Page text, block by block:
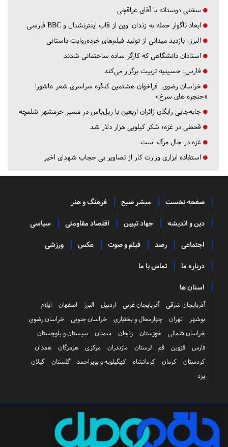
سخنی دوستانه با آقای عراقچی
ابعاد ناگوار حمله به زندان اوین از قاب اینترنشنال و BBC فارسی
البرز: بازدید میدانی از تولید فیلم‌های خرده‌روایت داستانی
استادان دانشگاهی که کارگر ساده ساختمانی شدند
فارس: حسینیه تربیت برگزار می‌کند
خراسان رضوی: فراخوان هشتمین کنگره سراسری شعر عاشورا
«حنجره های سرخ»
جابه‌جایی رایگان زائران اربعین با ریل‌باس در مسیر خرمشهر-شلمچه
قحطی در غزه؛ شکر کیلویی هزار دلار شد
غزه در حال مرگ است
استفاده ابزاری وزارت کار از تصاویر بی حجاب شهدای اخیر
صفحه نخست مبشر صبح فرهنگ و هنر
دین و اندیشه جهاد تبیین اقتصاد مقاومتی سیاسی
اجتماعی رصد فیلم و صوت عکس ورزشی
درباره ما تماس با ما
استان ها
آذربایجان شرقی آذربایجان غربی اردبیل البرز اصفهان
ایلام
بوشهر
تهران چهارمحال و بختیاری خراسان جنوبی
خراسان رضوی
خراسان شمالی
خوزستان زنجان سمنان
سیستان و بلوچستان
فارس
قزوین قم لرستان مازندران مرکزی هرمزگان
همدان
کردستان
کرمان کرمانشاه کهگیلویه و بویراحمد گلستان
گیلان
یزد